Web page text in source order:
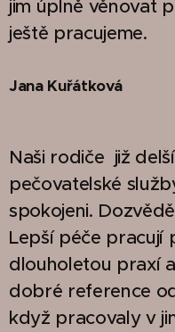
jim úplně věnovat
ještě pracujeme.
Jana Kuřátková
Naši rodiče již
pečovatelské
spokojeni.
Lepší péče pracují
dlouholetou praxí
dobré reference
když pracovaly v